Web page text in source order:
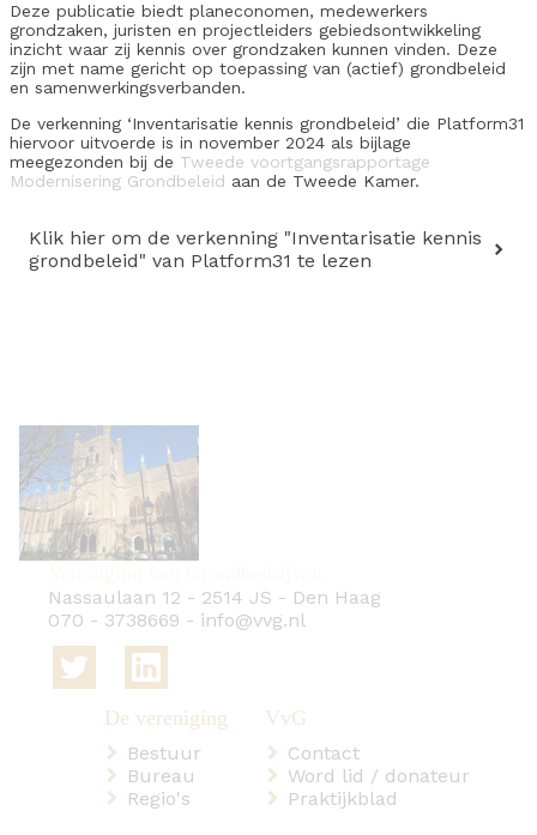
Deze publicatie biedt planeconomen, medewerkers
grondzaken, juristen en projectleiders gebiedsontwikkeling
inzicht waar zij kennis over grondzaken kunnen vinden. Deze
zijn met name gericht op toepassing van (actief) grondbeleid
en samenwerkingsverbanden.
De verkenning ‘Inventarisatie kennis grondbeleid’ die Platform31
hiervoor uitvoerde is in november 2024 als bijlage
meegezonden bij de Tweede voortgangsrapportage
Modernisering Grondbeleid aan de Tweede Kamer.
Klik hier om de verkenning "Inventarisatie kennis
grondbeleid" van Platform31 te lezen
Nassaulaan 12 - 2514 JS - Den Haag
070 - 3738669 - info@vvg.nl
Bestuur
Bureau
Regio's
Contact
Word lid / donateur
Praktijkblad